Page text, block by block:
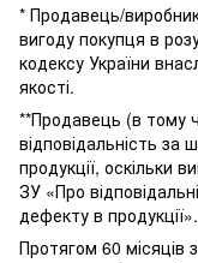
* Продавець/
вигоду покупця в
кодексу України
якості.
**Продавець (в
відповідальність за
продукції, оскільки
ЗУ «Про
дефекту в продукції».
Протягом 60 місяців